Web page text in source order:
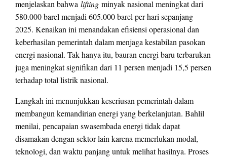
menjelaskan bahwa lifting minyak nasional meningkat dari
580.000 barel menjadi 605.000 barel per hari sepanjang
2025. Kenaikan ini menandakan efisiensi operasional dan
keberhasilan pemerintah dalam menjaga kestabilan pasokan
energi nasional. Tak hanya itu, bauran energi baru terbarukan
juga meningkat signifikan dari 11 persen menjadi 15,5 persen
terhadap total listrik nasional.
Langkah ini menunjukkan keseriusan pemerintah dalam
membangun kemandirian energi yang berkelanjutan. Bahlil
menilai, pencapaian swasembada energi tidak dapat
disamakan dengan sektor lain karena memerlukan modal,
teknologi, dan waktu panjang untuk melihat hasilnya. Proses